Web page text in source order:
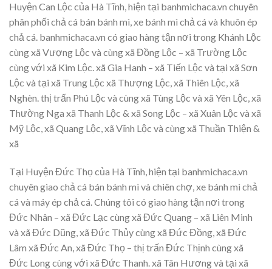
Huyện Can Lộc của Hà Tĩnh, hiện tại banhmichaca.vn chuyên
phân phối chả cá bán bánh mì, xe bánh mì chả cá và khuôn ép
chả cá. banhmichaca.vn có giao hàng tận nơi trong Khánh Lộc
cùng xã Vượng Lộc và cùng xã Đồng Lộc – xã Trường Lộc
cùng với xã Kim Lộc. xã Gia Hanh – xã Tiến Lộc và tại xã Sơn
Lộc và tại xã Trung Lộc xã Thượng Lộc, xã Thiên Lộc, xã
Nghèn. thị trấn Phú Lộc và cùng xã Tùng Lộc và xã Yên Lộc, xã
Thường Nga xã Thanh Lộc & xã Song Lộc – xã Xuân Lộc và xã
Mỹ Lộc, xã Quang Lộc, xã Vĩnh Lộc và cùng xã Thuần Thiện &
xã
Tại Huyện Đức Thọ của Hà Tĩnh, hiện tại banhmichaca.vn
chuyên giao chả cá bán bánh mì và chiên chợ, xe bánh mì chả
cá và máy ép chả cá. Chúng tôi có giao hàng tận nơi trong
Đức Nhân – xã Đức Lạc cùng xã Đức Quang – xã Liên Minh
và xã Đức Dũng, xã Đức Thủy cùng xã Đức Đồng, xã Đức
Lâm xã Đức An, xã Đức Thọ – thị trấn Đức Thịnh cùng xã
Đức Long cùng với xã Đức Thanh. xã Tân Hương và tại xã